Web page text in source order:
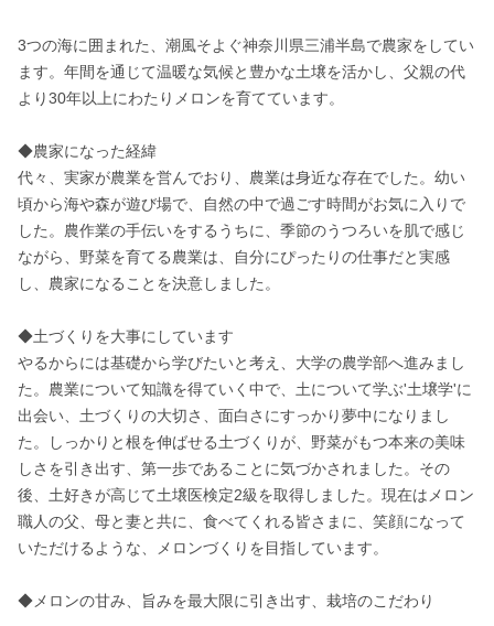
3つの海に囲まれた、潮風そよぐ神奈川県三浦半島で農家をしてい
ます。年間を通じて温暖な気候と豊かな土壌を活かし、父親の代
より30年以上にわたりメロンを育てています。
◆農家になった経緯
代々、実家が農業を営んでおり、農業は身近な存在でした。幼い
頃から海や森が遊び場で、自然の中で過ごす時間がお気に入りで
した。農作業の手伝いをするうちに、季節のうつろいを肌で感じ
ながら、野菜を育てる農業は、自分にぴったりの仕事だと実感
し、農家になることを決意しました。
◆土づくりを大事にしています
やるからには基礎から学びたいと考え、大学の農学部へ進みまし
た。農業について知識を得ていく中で、土について学ぶ'土壌学'に
出会い、土づくりの大切さ、面白さにすっかり夢中になりまし
た。しっかりと根を伸ばせる土づくりが、野菜がもつ本来の美味
しさを引き出す、第一歩であることに気づかされました。その
後、土好きが高じて土壌医検定2級を取得しました。現在はメロン
職人の父、母と妻と共に、食べてくれる皆さまに、笑顔になって
いただけるような、メロンづくりを目指しています。
◆メロンの甘み、旨みを最大限に引き出す、栽培のこだわり